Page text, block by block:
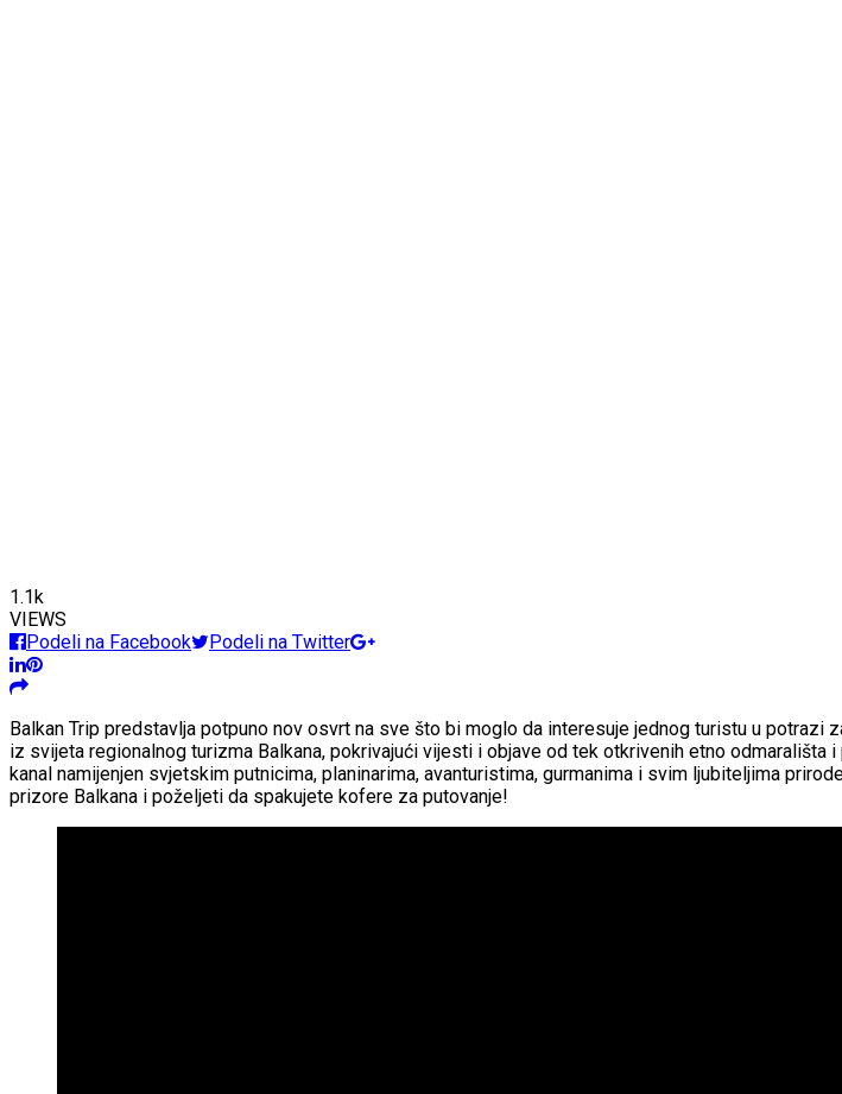
1.1k
VIEWS
Podeli na Facebook
Podeli na Twitter
Balkan Trip predstavlja potpuno nov osvrt na sve što bi moglo da interesuje jednog turistu u
iz svijeta regionalnog turizma Balkana, pokrivajući vijesti i objave od tek otkrivenih etno
kanal namijenjen svjetskim putnicima, planinarima, avanturistima, gurmanima i svim ljubiteljima
prizore Balkana i poželjeti da spakujete kofere za putovanje!